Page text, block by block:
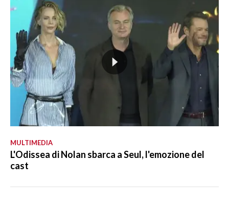
MULTIMEDIA
L'Odissea di Nolan sbarca a Seul, l'emozione del
cast